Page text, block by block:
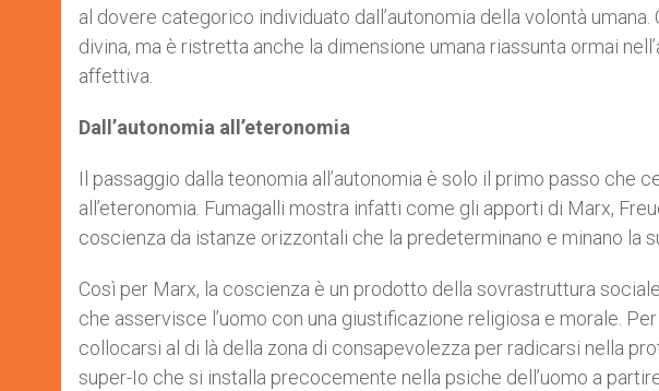
al dovere categorico individuato dall’autonomia della volontà
divina, ma è ristretta anche la dimensione umana riassunta ormai
affettiva.
Dall’autonomia all’eteronomia
Il passaggio dalla teonomia all’autonomia è solo il primo passo che
all’eteronomia. Fumagalli mostra infatti come gli apporti di Marx,
coscienza da istanze orizzontali che la predeterminano e minano la
Così per Marx, la coscienza è un prodotto della sovrastruttura
che asservisce l’uomo con una giustificazione religiosa e morale.
collocarsi al di là della zona di consapevolezza per radicarsi nella
super-Io che si installa precocemente nella psiche dell’uomo a